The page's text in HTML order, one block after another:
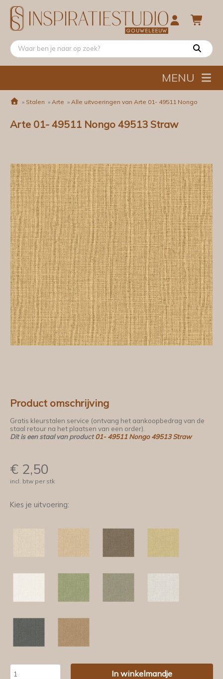
MENU
» Stalen » Arte » Alle uitvoeringen van Arte 01- 49511 Nongo
Arte 01- 49511 Nongo 49513 Straw
Product omschrijving
Gratis kleurstalen service (ontvang het aankoopbedrag van de
staal retour na het plaatsen van een order).
Dit is een staal van product01- 49511 Nongo 49513 Straw
€ 2,50
incl. btw per stk
Kies je uitvoering:
In winkelmandje